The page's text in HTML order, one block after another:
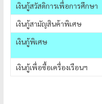
เงินกู้สวัสดิการเพื่อการศึกษา
เงินกู้สามัญสินค้าพิเศษ
เงินกู้พิเศษ
เงินกู้เพื่อซื้อเครื่องเรือนฯ